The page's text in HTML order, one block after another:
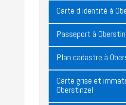
Carte d'identité à
Passeport à
Plan cadastre à
Carte grise et
Oberstinzel